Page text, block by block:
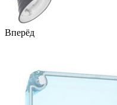
Вперёд